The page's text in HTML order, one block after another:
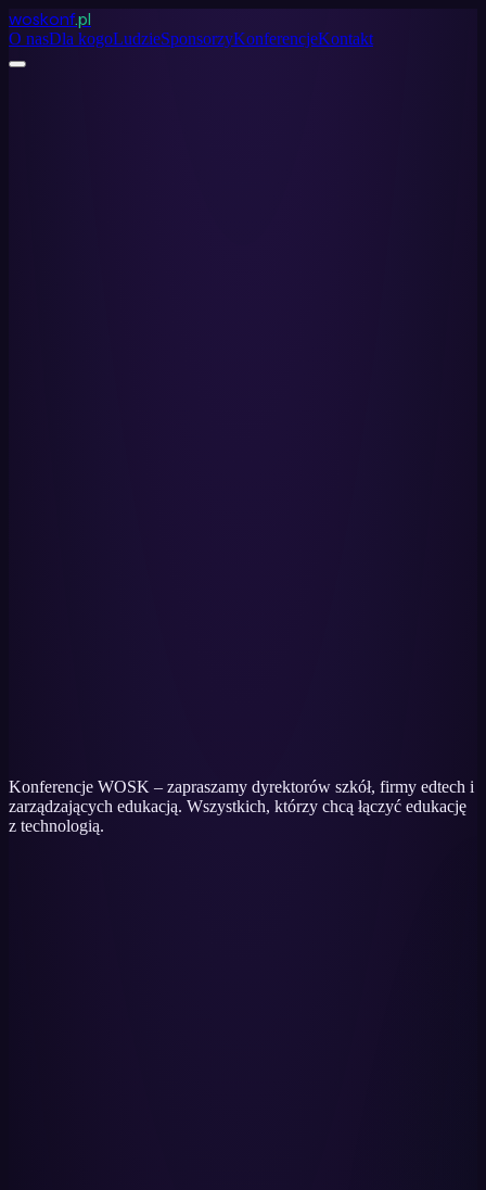
woskonf.pl
O nasDla kogoLudzieSponsorzyKonferencjeKontakt
Konferencje WOSK – zapraszamy dyrektorów szkół, firmy edtech i
zarządzających edukacją. Wszystkich, którzy chcą łączyć edukację
z technologią.